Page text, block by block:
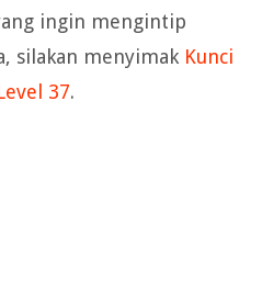
ingin mengintip
silakan menyimak Kunci
37.